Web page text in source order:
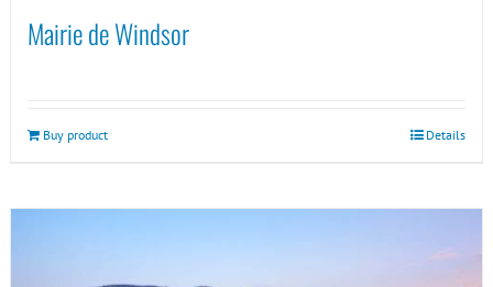
Mairie de Windsor
Buy product Details